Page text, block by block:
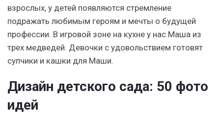
взрослых, у детей появляются стремление
подражать любимым героям и мечты о будущей
профессии. В игровой зоне на кухне у нас Маша из
трех медведей. Девочки с удовольствием готовят
супчики и кашки для Маши.
Дизайн детского сада: 50 фото
идей